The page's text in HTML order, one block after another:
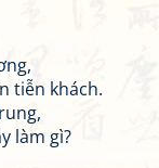
tiễn khách.
làm gì?